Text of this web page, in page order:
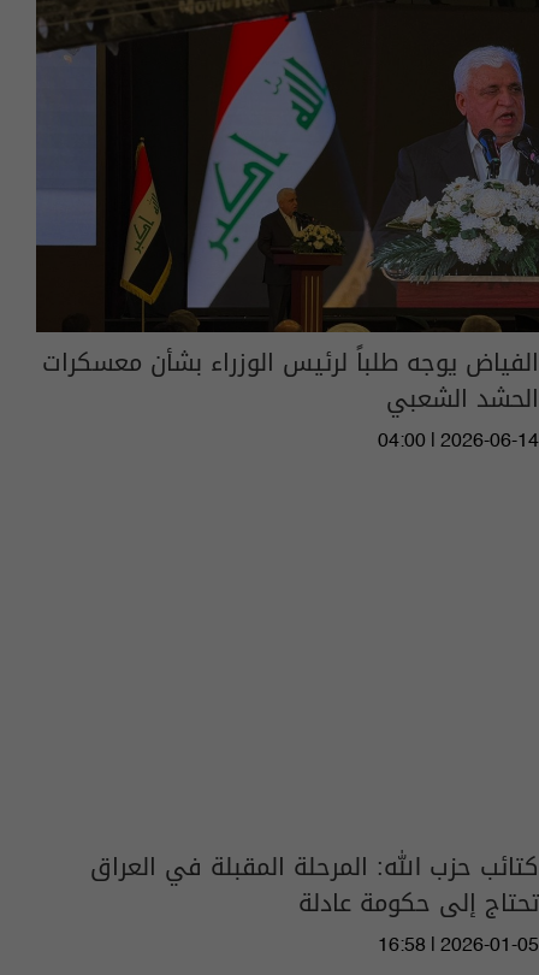
الفياض يوجه طلباً لرئيس الوزراء بشأن معسكرات
الحشد الشعبي
04:00 | 2026-06-14
كتائب حزب الله: المرحلة المقبلة في العراق
تحتاج إلى حكومة عادلة
16:58 | 2026-01-05